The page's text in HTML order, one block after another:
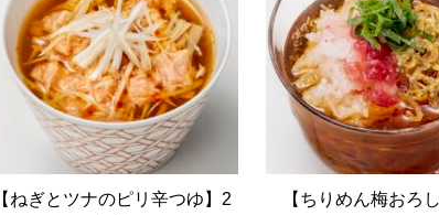
【ねぎとツナのピリ辛つゆ】2
【ちりめん梅おろ